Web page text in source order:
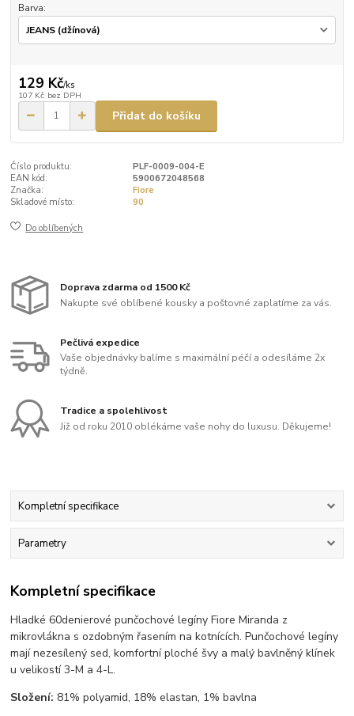
Barva:
129 Kč/ks
107 Kč bez DPH
Přidat do košíku
Číslo produktu:
PLF-0009-004-E
EAN kód:
5900672048568
Značka:
Fiore
Skladové místo:
90
Do oblíbených
Doprava zdarma od 1500 Kč
Nakupte své oblíbené kousky a poštovné zaplatíme za vás.
Pečlivá expedice
Vaše objednávky balíme s maximální péčí a odesíláme 2x
týdně.
Tradice a spolehlivost
Již od roku 2010 oblékáme vaše nohy do luxusu. Děkujeme!
Kompletní specifikace
Parametry
Kompletní specifikace
Hladké 60denierové punčochové legíny Fiore Miranda z
mikrovlákna s ozdobným řasením na kotnících. Punčochové legíny
mají nezesílený sed, komfortní ploché švy a malý bavlněný klínek
u velikostí 3-M a 4-L.
Složení: 81% polyamid, 18% elastan, 1% bavlna